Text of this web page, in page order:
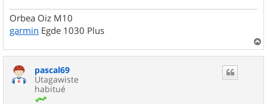
Orbea Oiz M10
garmin Egde 1030 Plus
a
pascal69
Utagawiste
habitué